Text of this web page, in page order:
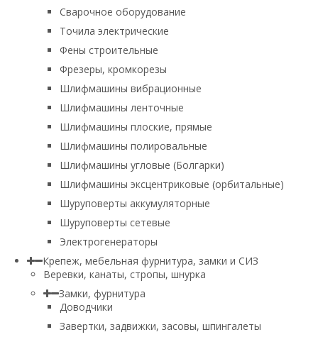
Сварочное оборудование
Точила электрические
Фены строительные
Фрезеры, кромкорезы
Шлифмашины вибрационные
Шлифмашины ленточные
Шлифмашины плоские, прямые
Шлифмашины полировальные
Шлифмашины угловые (Болгарки)
Шлифмашины эксцентриковые (орбитальные)
Шуруповерты аккумуляторные
Шуруповерты сетевые
Электрогенераторы
Крепеж, мебельная фурнитура, замки и СИЗ
Веревки, канаты, стропы, шнурка
Замки, фурнитура
Доводчики
Завертки, задвижки, засовы, шпингалеты